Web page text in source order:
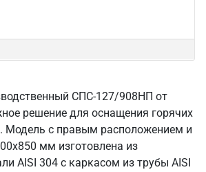
СПС-127/908НП от
решение для оснащения горячих
Модель с правым расположением и
мм изготовлена из
AISI 304 с каркасом из трубы AISI